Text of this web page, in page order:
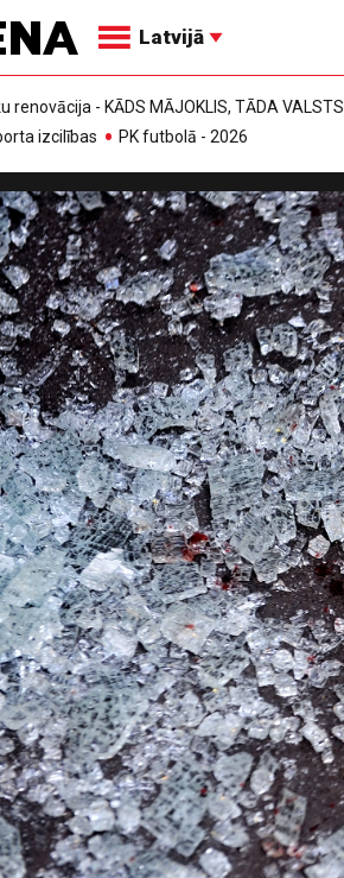
Latvijā
renovācija - KĀDS MĀJOKLIS, TĀDA VALSTS
izcilības
PK futbolā - 2026